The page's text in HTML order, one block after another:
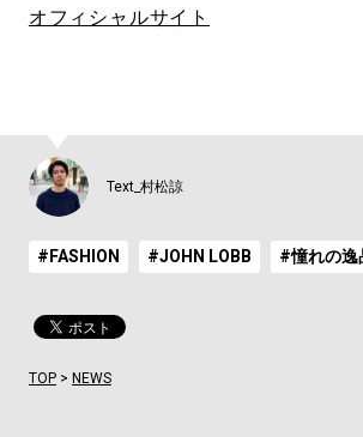
オフィシャルサイト
Text_村松諒
#FASHION #JOHN LOBB #憧れの逸
TOP> NEWS